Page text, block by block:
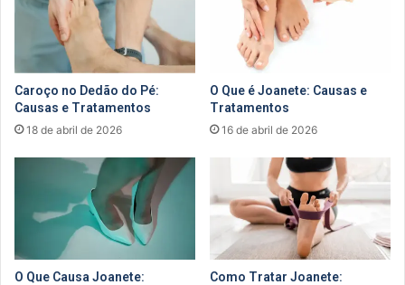
Caroço no Dedão do Pé:
Causas e Tratamentos
18 de abril de 2026
O Que é Joanete: Causas e
Tratamentos
16 de abril de 2026
O Que Causa Joanete:
Como Tratar Joanete: